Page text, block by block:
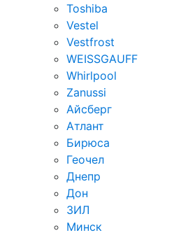
Toshiba
Vestel
Vestfrost
WEISSGAUFF
Whirlpool
Zanussi
Айсберг
Атлант
Бирюса
Геочел
Днепр
Дон
ЗИЛ
Минск